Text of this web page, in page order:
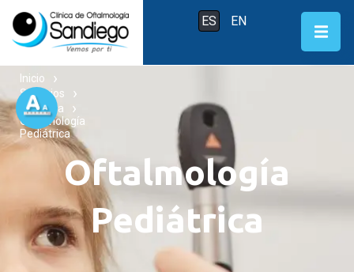
ES EN
Inicio
Servicios
Consulta
Oftalmología
Pediátrica
Oftalmología
Pediátrica